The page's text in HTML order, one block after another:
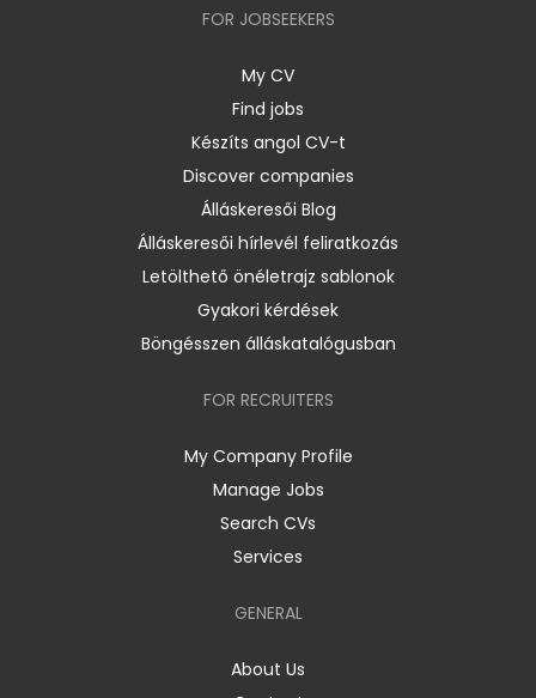
FOR JOBSEEKERS
My CV
Find jobs
Készíts angol CV-t
Discover companies
Álláskeresői Blog
Álláskeresői hírlevél feliratkozás
Letölthető önéletrajz sablonok
Gyakori kérdések
Böngésszen álláskatalógusban
FOR RECRUITERS
My Company Profile
Manage Jobs
Search CVs
Services
GENERAL
About Us